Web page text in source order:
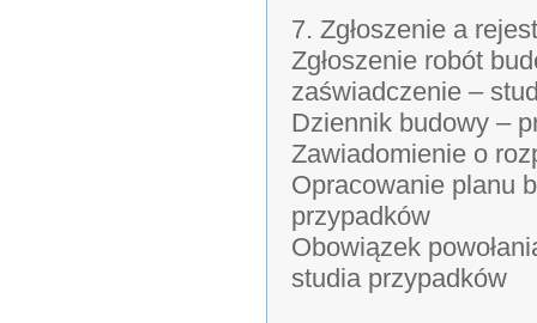
7. Zgłoszenie a
Zgłoszenie robót
zaświadczenie –
Dziennik budowy –
Zawiadomienie o
Opracowanie planu
przypadków
Obowiązek
studia przypadków